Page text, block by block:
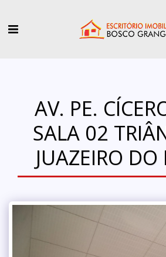
AV. PE.
SALA 02
JUAZEIRO DO